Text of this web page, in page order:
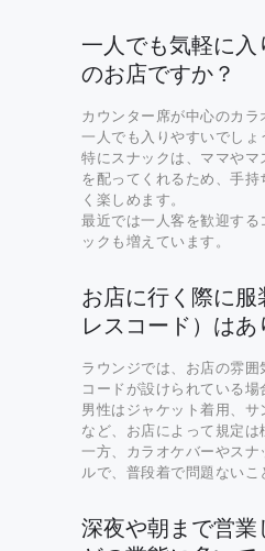
一人でも気軽に
のお店ですか？
カウンター席が中心のカ
一人でも入りやすいでしょ
特にスナックは、ママや
を配ってくれるため、手
く楽しめます。
最近では一人客を歓迎す
ックも増えています。
お店に行く際に服
レスコード）はあ
ラウンジでは、お店の雰
コードが設けられている場
男性はジャケット着用、
など、お店によって規定は
一方、カラオケバーやス
ルで、普段着で問題ないこ
深夜や朝まで営業